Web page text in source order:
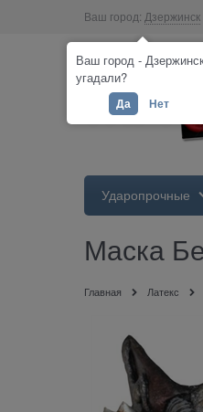
Ваш город: Дзержинск
Ударопрочные
Маска
Главная Латекс
Ваш город -
угадали?
Да Нет